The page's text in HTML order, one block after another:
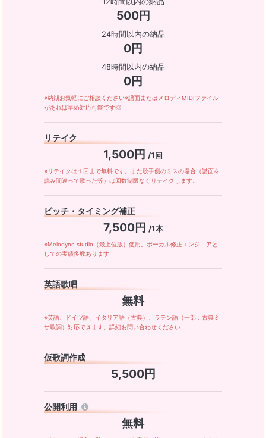
500円
24時間以内の納品
0円
48時間以内の納品
0円
※納期お気軽にご相談ください※譜面またはメロディMIDIファイル
があれば早め対応可能です◎
リテイク
1,500円 /1回
※リテイクは１回まで無料です。また歌手側のミスの場合（譜面を
読み間違って歌った等）は回数制限なくリテイクします。
ピッチ・タイミング補正
7,500円 /1本
※Melodyne studio（最上位版）使用。ボーカル修正エンジニアと
しての実績多数あります
英語歌唱
無料
※英語、ドイツ語、イタリア語（古典）、ラテン語（一部：古典ミ
サ歌詞）対応できます。詳細お問い合わせください
仮歌詞作成
5,500円
公開利用
無料